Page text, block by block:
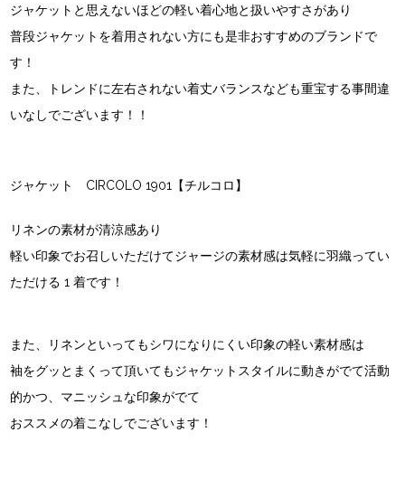
ジャケットと思えないほどの軽い着心地と扱いやすさがあり
普段ジャケットを着用されない方にも是非おすすめのブランドで
す！
また、トレンドに左右されない着丈バランスなども重宝する事間違
いなしでございます！！
ジャケット CIRCOLO 1901【チルコロ】
リネンの素材が清涼感あり
軽い印象でお召しいただけてジャージの素材感は気軽に羽織ってい
ただける 1 着です！
また、リネンといってもシワになりにくい印象の軽い素材感は
袖をグッとまくって頂いてもジャケットスタイルに動きがでて活動
的かつ、マニッシュな印象がでて
おススメの着こなしでございます！